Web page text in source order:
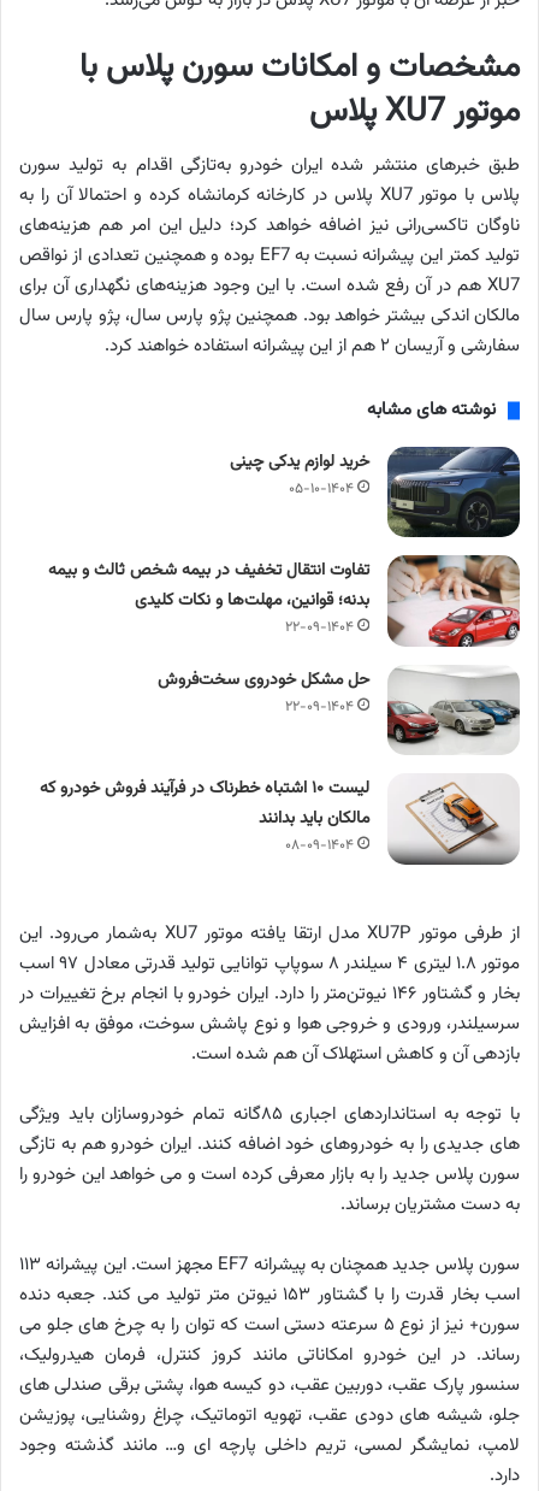
مشخصات و امکانات سورن پلاس با
موتور XU7 پلاس
طبق خبرهای منتشر شده ایران خودرو به‌تازگی اقدام به تولید سورن
پلاس با موتور XU7 پلاس در کارخانه کرمانشاه کرده و احتمالا آن را به
ناوگان تاکسی‌رانی نیز اضافه خواهد کرد؛ دلیل این امر هم هزینه‌های
تولید کمتر این پیشرانه نسبت به EF7 بوده و همچنین تعدادی از نواقص
XU7 هم در آن رفع شده است. با این وجود هزینه‌های نگهداری آن برای
مالکان اندکی بیشتر خواهد بود. همچنین پژو پارس سال، پژو پارس سال
سفارشی و آریسان ۲ هم از این پیشرانه استفاده خواهند کرد.
نوشته های مشابه
خرید لوازم یدکی چینی
۰۵-۱۰-۱۴۰۴
تفاوت انتقال تخفیف در بیمه شخص ثالث و بیمه
بدنه؛ قوانین، مهلت‌ها و نکات کلیدی
۲۲-۰۹-۱۴۰۴
حل مشکل خودروی سخت‌فروش
۲۲-۰۹-۱۴۰۴
لیست ۱۰ اشتباه خطرناک در فرآیند فروش خودرو که
مالکان باید بدانند
۰۸-۰۹-۱۴۰۴
از طرفی موتور XU7P مدل ارتقا یافته موتور XU7 به‌شمار می‌رود. این
موتور ۱.۸ لیتری ۴ سیلندر ۸ سوپاپ توانایی تولید قدرتی معادل ۹۷ اسب
بخار و گشتاور ۱۴۶ نیوتن‌متر را دارد. ایران خودرو با انجام برخ تغییرات در
سرسیلندر، ورودی و خروجی هوا و نوع پاشش سوخت، موفق به افزایش
بازدهی آن و کاهش استهلاک آن هم شده است.
با توجه به استانداردهای اجباری ۸۵گانه تمام خودروسازان باید ویژگی
های جدیدی را به خودروهای خود اضافه کنند. ایران خودرو هم به تازگی
سورن پلاس جدید را به بازار معرفی کرده است و می خواهد این خودرو را
به دست مشتریان برساند.
سورن پلاس جدید همچنان به پیشرانه EF7 مجهز است. این پیشرانه ۱۱۳
اسب بخار قدرت را با گشتاور ۱۵۳ نیوتن متر تولید می کند. جعبه دنده
سورن+ نیز از نوع ۵ سرعته دستی است که توان را به چرخ های جلو می
رساند. در این خودرو امکاناتی مانند کروز کنترل، فرمان هیدرولیک،
سنسور پارک عقب، دوربین عقب، دو کیسه هوا، پشتی برقی صندلی های
جلو، شیشه های دودی عقب، تهویه اتوماتیک، چراغ روشنایی، پوزیشن
لامپ، نمایشگر لمسی، تریم داخلی پارچه ای و… مانند گذشته وجود
دارد.